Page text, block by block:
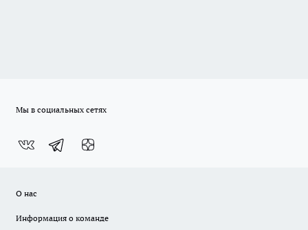
Мы в социальных сетях
О нас
Информация о команде